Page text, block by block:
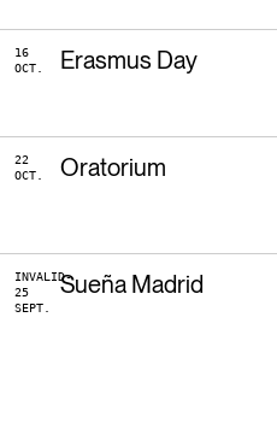
16
OCT.
Erasmus Day
22
OCT.
Oratorium
INVALID-
25
SEPT.
Sueña Madrid